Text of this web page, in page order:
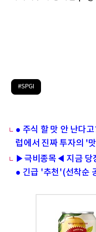
#SPGI
● 주식 할 맛 안 난다
럽에서 진짜 투자의 '
▶극비종목◀ 지금 당
● 긴급 '추천'(선착순